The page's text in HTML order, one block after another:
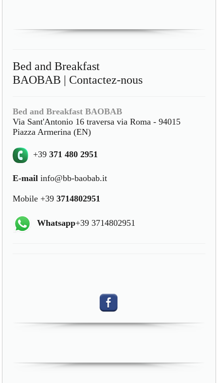
Bed and Breakfast
BAOBAB | Contactez-nous
Bed and Breakfast BAOBAB
Via Sant'Antonio 16 traversa via Roma - 94015
Piazza Armerina (EN)
+39371 480 2951
E-mail info@bb-baobab.it
Mobile +393714802951
Whatsapp+39 3714802951